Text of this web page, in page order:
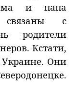
и папа
с
родители
Кстати,
Украине. Они